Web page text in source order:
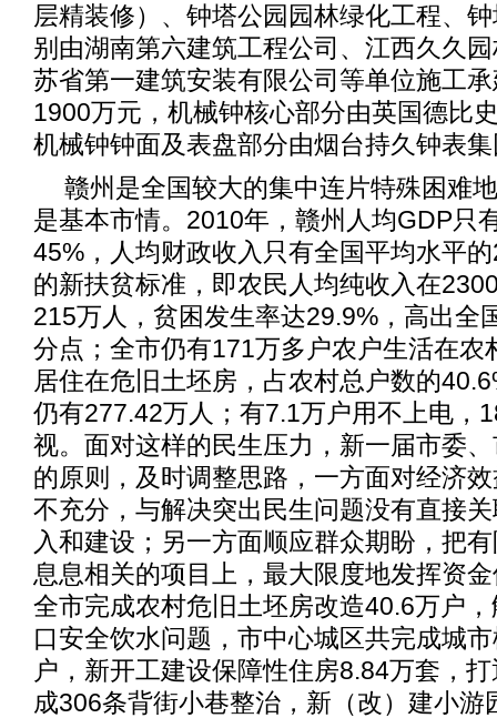
层精装修）、钟塔公园园林绿化工程、
别由湖南第六建筑工程公司、江西久久
苏省第一建筑安装有限公司等单位施工
1900万元，机械钟核心部分由英国德比
机械钟钟面及表盘部分由烟台持久钟表
赣州是全国较大的集中连片特殊困难
是基本市情。2010年，赣州人均GDP只
45%，人均财政收入只有全国平均水平
的新扶贫标准，即农民人均纯收入在
215万人，贫困发生率达29.9%，高出全
分点；全市仍有171万多户农户生活在农
居住在危旧土坯房，占农村总户数的
仍有277.42万人；有7.1万户用不上电，
视。面对这样的民生压力，新一届市委
的原则，及时调整思路，一方面对经济
不充分，与解决突出民生问题没有直接
入和建设；另一方面顺应群众期盼，把
息息相关的项目上，最大限度地发挥资
全市完成农村危旧土坯房改造40.6万户
口安全饮水问题，市中心城区共完成城
户，新开工建设保障性住房8.84万套，打
成306条背街小巷整治，新（改）建小游